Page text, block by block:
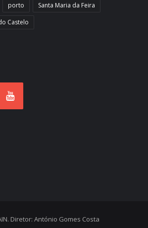
porto
Santa Maria da Feira
Castelo
Diretor: António Gomes Costa